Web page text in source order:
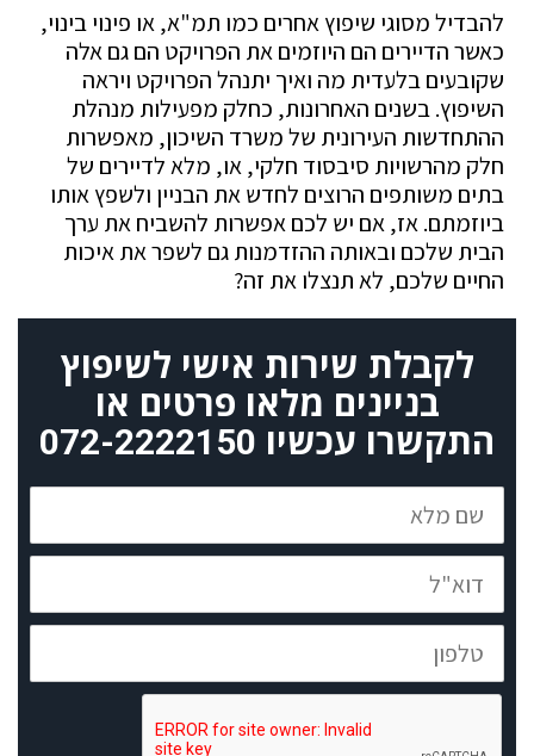
להבדיל מסוגי שיפוץ אחרים כמו תמ"א, או פינוי בינוי,
כאשר הדיירים הם היוזמים את הפרויקט הם גם אלה
שקובעים בלעדית מה ואיך יתנהל הפרויקט ויראה
השיפוץ. בשנים האחרונות, כחלק מפעילות מנהלת
ההתחדשות העירונית של משרד השיכון, מאפשרות
חלק מהרשויות סיבסוד חלקי, או, מלא לדיירים של
בתים משותפים הרוצים לחדש את הבניין ולשפץ אותו
ביוזמתם. אז, אם יש לכם אפשרות להשביח את ערך
הבית שלכם ובאותה ההזדמנות גם לשפר את איכות
החיים שלכם, לא תנצלו את זה?
לקבלת שירות אישי לשיפוץ
בניינים מלאו פרטים או
התקשרו עכשיו 072-2222150
שם
מלא
דוא"ל
טלפון